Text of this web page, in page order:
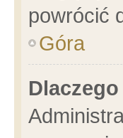
powrócić
Góra